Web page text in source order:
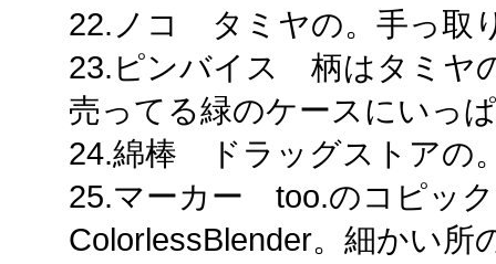
22.ノコ タミヤの。手っ取
23.ピンバイス 柄はタミヤ
売ってる緑のケースにいっ
24.綿棒 ドラッグストアの
25.マーカー too.のコピッ
ColorlessBlender。細かい所